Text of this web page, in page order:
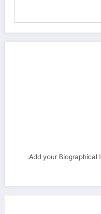
Add your Biographical